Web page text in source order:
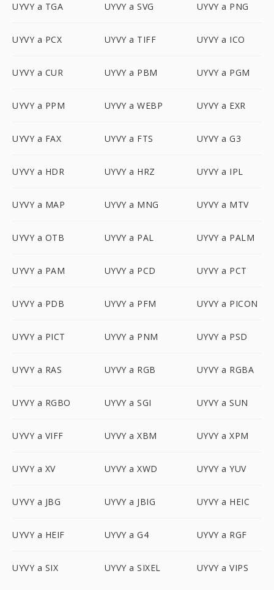
UYVY a TGA UYVY a SVG UYVY a PNG
UYVY a PCX UYVY a TIFF UYVY a ICO
UYVY a CUR UYVY a PBM UYVY a PGM
UYVY a PPM UYVY a WEBP UYVY a EXR
UYVY a FAX UYVY a FTS UYVY a G3
UYVY a HDR UYVY a HRZ UYVY a IPL
UYVY a MAP UYVY a MNG UYVY a MTV
UYVY a OTB UYVY a PAL UYVY a PALM
UYVY a PAM UYVY a PCD UYVY a PCT
UYVY a PDB UYVY a PFM UYVY a PICON
UYVY a PICT UYVY a PNM UYVY a PSD
UYVY a RAS UYVY a RGB UYVY a RGBA
UYVY a RGBO UYVY a SGI UYVY a SUN
UYVY a VIFF UYVY a XBM UYVY a XPM
UYVY a XV UYVY a XWD UYVY a YUV
UYVY a JBG UYVY a JBIG UYVY a HEIC
UYVY a HEIF UYVY a G4 UYVY a RGF
UYVY a SIX UYVY a SIXEL UYVY a VIPS